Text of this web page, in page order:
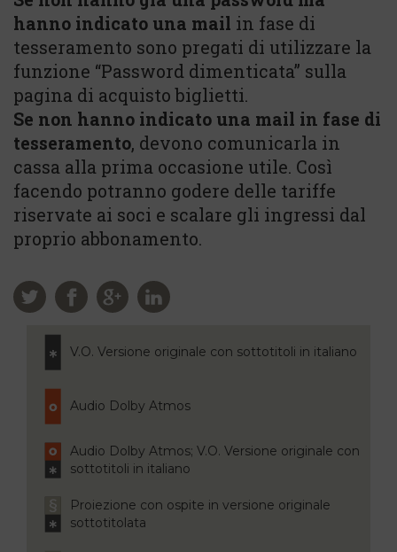
hanno indicato una mail in fase di
tesseramento sono pregati di utilizzare la
funzione “Password dimenticata” sulla
pagina di acquisto biglietti.
Se non hanno indicato una mail in fase di
tesseramento, devono comunicarla in
cassa alla prima occasione utile. Così
facendo potranno godere delle tariffe
riservate ai soci e scalare gli ingressi dal
proprio abbonamento.
V.O. Versione originale con sottotitoli in italiano
Audio Dolby Atmos
Audio Dolby Atmos; V.O. Versione originale con
sottotitoli in italiano
Proiezione con ospite in versione originale
sottotitolata